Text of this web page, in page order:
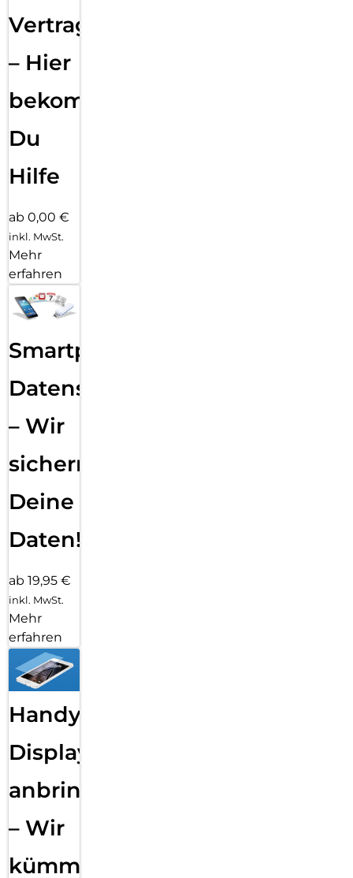
Vertragsabwicklung
– Hier
bekommst
Du
Hilfe
ab 0,00 €
inkl. MwSt.
Mehr
erfahren
Smartphone
Datensicherung
– Wir
sichern
Deine
Daten!
ab 19,95 €
inkl. MwSt.
Mehr
erfahren
Handy
Displayfolie
anbringen
– Wir
kümmern